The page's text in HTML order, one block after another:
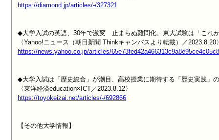
https://diamond.jp/articles/-/327321
◆大学入試の英語、30年で激変　止まらぬ難問化、東大試験は「これ
https://news.yahoo.co.jp/articles/
◆大学入試は「歴史総合」が潮目、高校授業に期待する「歴史実践」
https://toyokeizai.net/articles/-/692866
【その他大学情報】